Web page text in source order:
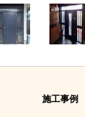
2 3
施工事例